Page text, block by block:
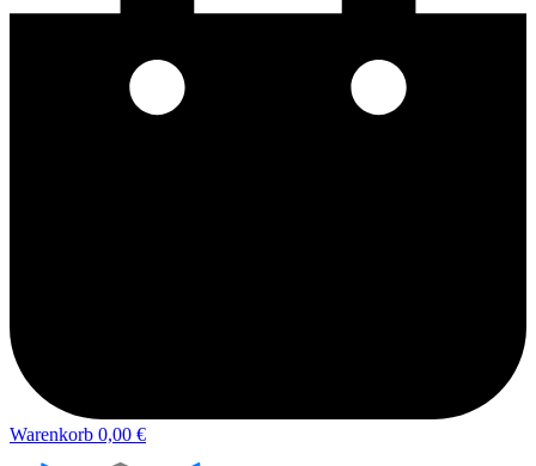
Warenkorb 0,00 €